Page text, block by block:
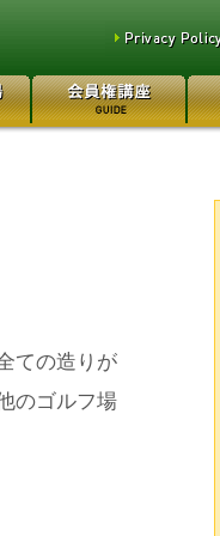
ての造りが
のゴルフ場